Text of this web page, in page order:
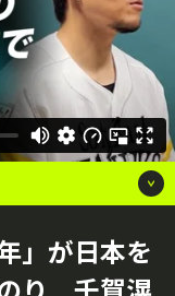
」が日本を